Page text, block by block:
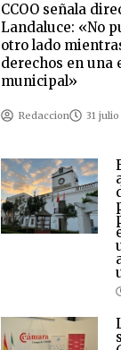
CCOO señala
Landaluce: «No
otro lado
derechos en una
municipal»
Redaccion 31